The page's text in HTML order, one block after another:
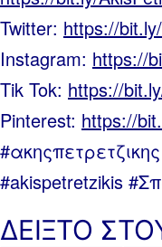
Twitter: https://
Instagram: https://
Tik Tok: https://
Pinterest: https://
#akispetretzikis
ΔΕΙΞΤΟ